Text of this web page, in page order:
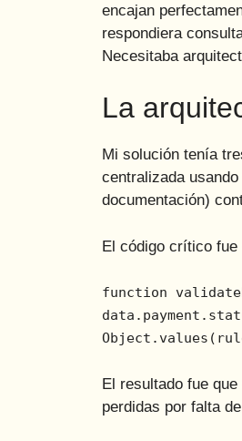
encajan
respondiera
Necesitaba
La
Mi solución tenía
centralizada
documentación)
El código crítico fue
function
El resultado fue
perdidas por falta